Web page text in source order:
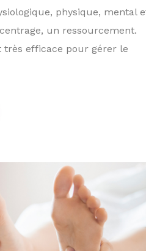
physique, mental
un ressourcement.
très efficace pour gérer le